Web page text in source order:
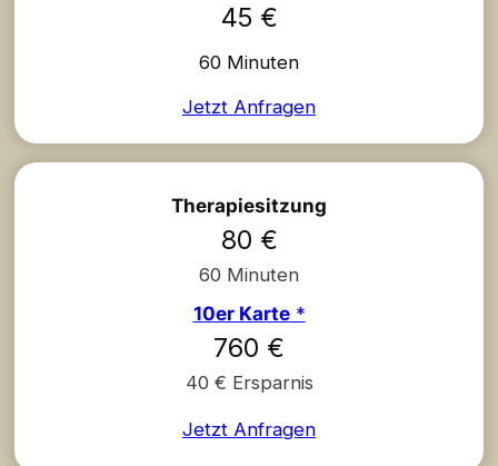
45 €
60 Minuten
Jetzt Anfragen
Therapiesitzung
80 €
60 Minuten
10er Karte*
760 €
40 € Ersparnis
Jetzt Anfragen